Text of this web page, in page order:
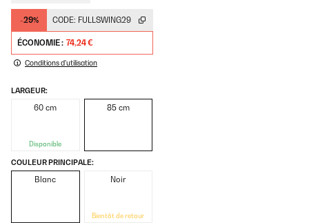
-29% CODE: FULLSWING29
ÉCONOMIE : 74,24 €
Conditions d'utilisation
LARGEUR:
60 cm
Disponible
85 cm
COULEUR PRINCIPALE:
Blanc Noir
Bientôt de retour